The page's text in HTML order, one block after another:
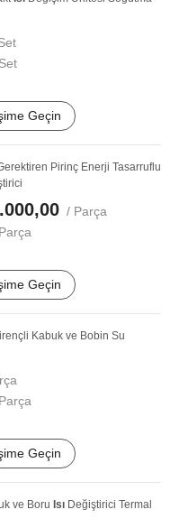
Geçin
Pirinç Enerji Tasarruflu
/ Parça
Geçin
Kabuk ve Bobin Su
Geçin
ve Boru Isı Değiştirici Termal